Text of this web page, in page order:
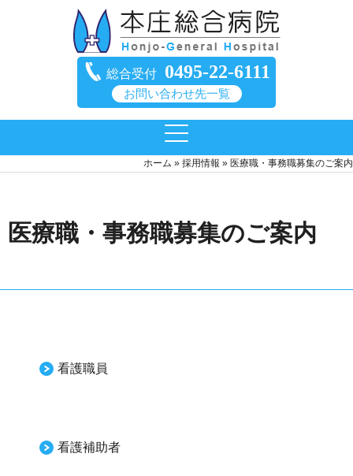
総合受付 0495-22-6111
お問い合わせ先一覧
ホーム » 採用情報 » 医療職・事務職募集のご案内
医療職・事務職募集のご案内
看護職員
看護補助者